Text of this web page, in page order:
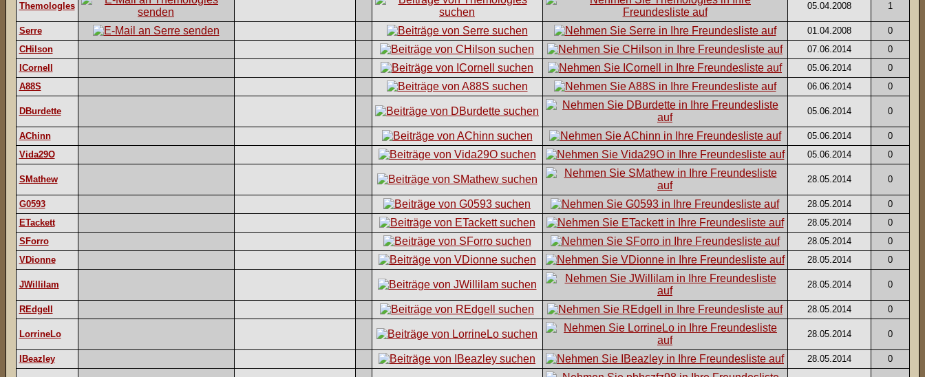
Themologles 05.04.2008 1
Serre 01.04.2008
0
CHilson
07.06.2014
0
ICornell
05.06.2014
0
A88S
06.06.2014 0
DBurdette 05.06.2014 0
AChinn 05.06.2014
0
Vida29O
05.06.2014 0
SMathew 28.05.2014 0
G0593 28.05.2014
0
ETackett
28.05.2014
0
SForro
28.05.2014
0
VDionne
28.05.2014 0
JWillilam 28.05.2014 0
REdgell 28.05.2014 0
LorrineLo 28.05.2014 0
IBeazley 28.05.2014 0